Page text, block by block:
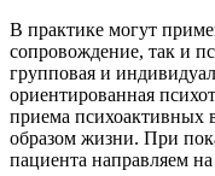
В практике могут
сопровождение, так и
групповая и
ориентированная
приема психоактивных
образом жизни. При
пациента направляем